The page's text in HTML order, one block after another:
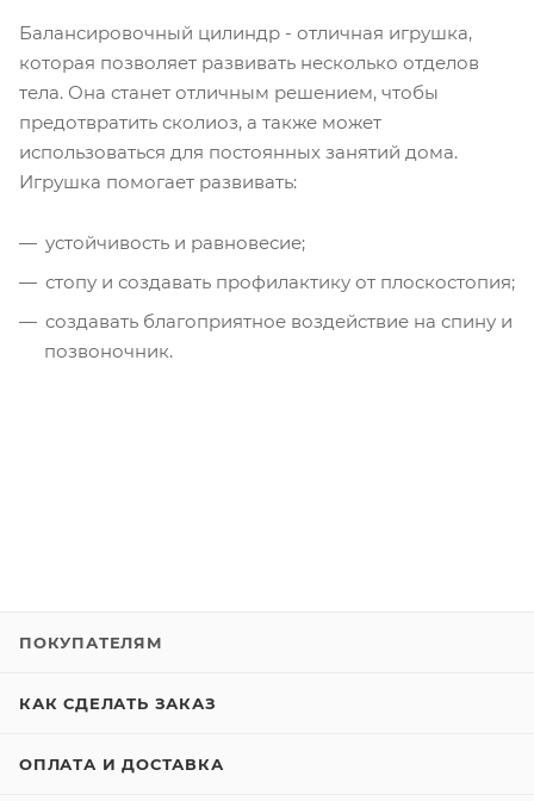
Балансировочный цилиндр - отличная игрушка,
которая позволяет развивать несколько отделов
тела. Она станет отличным решением, чтобы
предотвратить сколиоз, а также может
использоваться для постоянных занятий дома.
Игрушка помогает развивать:
устойчивость и равновесие;
стопу и создавать профилактику от плоскостопия;
создавать благоприятное воздействие на спину и
позвоночник.
ПОКУПАТЕЛЯМ
КАК СДЕЛАТЬ ЗАКАЗ
ОПЛАТА И ДОСТАВКА